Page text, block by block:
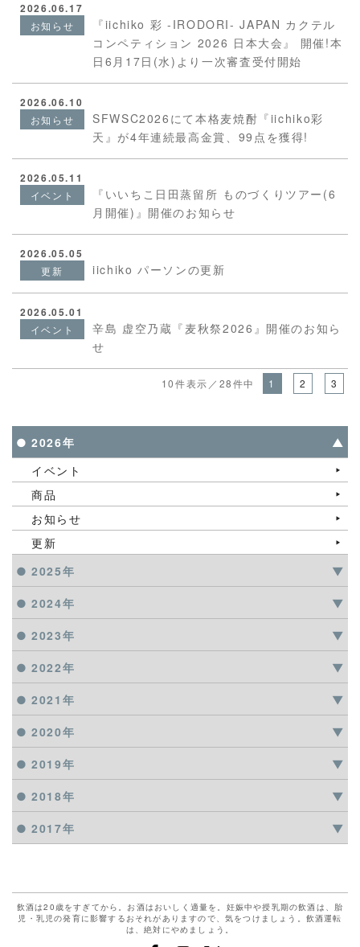
2026.06.17
お知らせ
『iichiko 彩 -IRODORI- JAPAN カクテル
コンペティション 2026 日本大会』 開催!本
日6月17日(水)より一次審査受付開始
2026.06.10
お知らせ
SFWSC2026にて本格麦焼酎『iichiko彩
天』が4年連続最高金賞、99点を獲得!
2026.05.11
イベント
『いいちこ日田蒸留所 ものづくりツアー(6
月開催)』開催のお知らせ
2026.05.05
更新 iichiko パーソンの更新
2026.05.01
イベント
辛島 虚空乃蔵『麦秋祭2026』開催のお知ら
せ
10件表示／28件中 1 2 3
2026年
イベント
商品
お知らせ
更新
2025年
2024年
2023年
2022年
2021年
2020年
2019年
2018年
2017年
飲酒は20歳をすぎてから。お酒はおいしく適量を。妊娠中や授乳期の飲酒は、胎
児・乳児の発育に影響するおそれがありますので、気をつけましょう。飲酒運転
は、絶対にやめましょう。